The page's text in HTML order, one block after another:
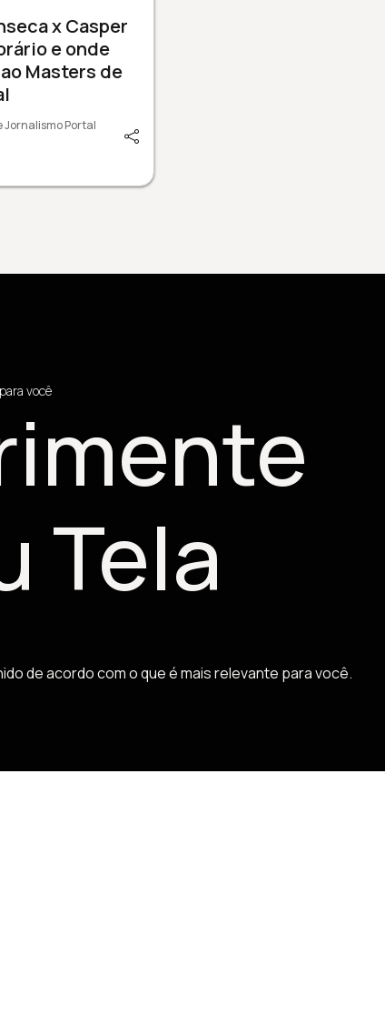
x Casper
e onde
Masters de
Jornalismo Portal
você
Tela
de acordo com o que é mais relevante para você.